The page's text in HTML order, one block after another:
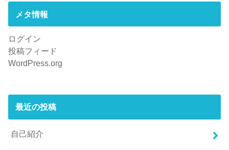
メタ情報
ログイン
投稿フィード
WordPress.org
最近の投稿
自己紹介